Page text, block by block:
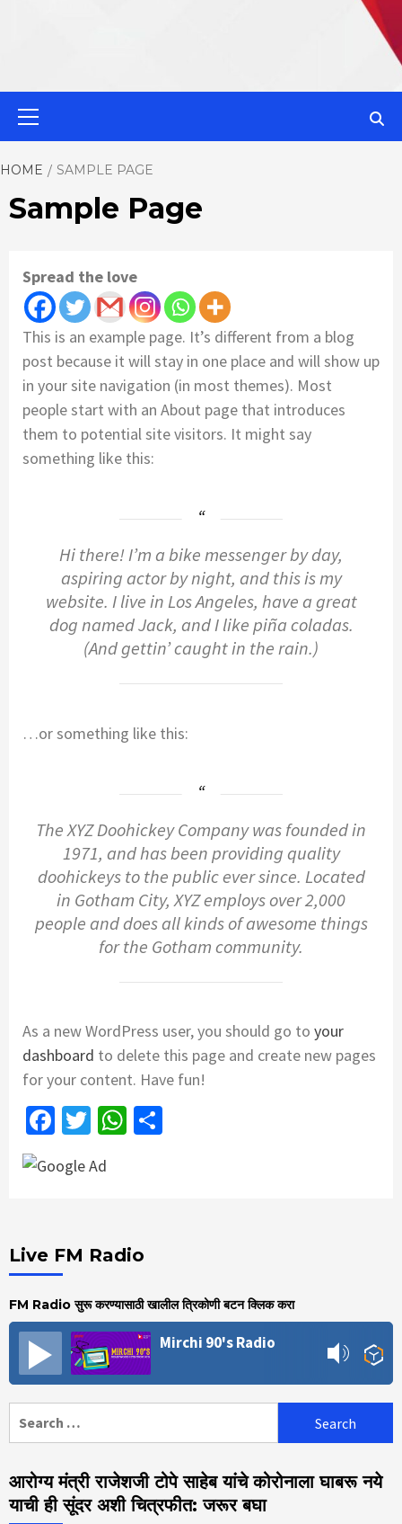
Best News
Website in
HOME SAMPLE PAGE
Sample Page
Spread the love
This is an example page. It’s different from a blog
post because it will stay in one place and will show up
in your site navigation (in most themes). Most
people start with an About page that introduces
them to potential site visitors. It might say
something like this:
Hi there! I’m a bike messenger by day,
aspiring actor by night, and this is my
website. I live in Los Angeles, have a great
dog named Jack, and I like piña coladas.
(And gettin’ caught in the rain.)
…or something like this:
The XYZ Doohickey Company was founded in
1971, and has been providing quality
doohickeys to the public ever since. Located
in Gotham City, XYZ employs over 2,000
people and does all kinds of awesome things
for the Gotham community.
As a new WordPress user, you should go to your
dashboard to delete this page and create new pages
for your content. Have fun!
Facebook
TwitterWhatsApp
Live FM Radio
FM Radio सुरू करण्यासाठी खालील त्रिकोणी बटन क्लिक करा
Mirchi 90's Radio
आरोग्य मंत्री राजेशजी टोपे साहेब यांचे कोरोनाला घाबरू नये
याची ही सूंदर अशी चित्रफीत: जरूर बघा